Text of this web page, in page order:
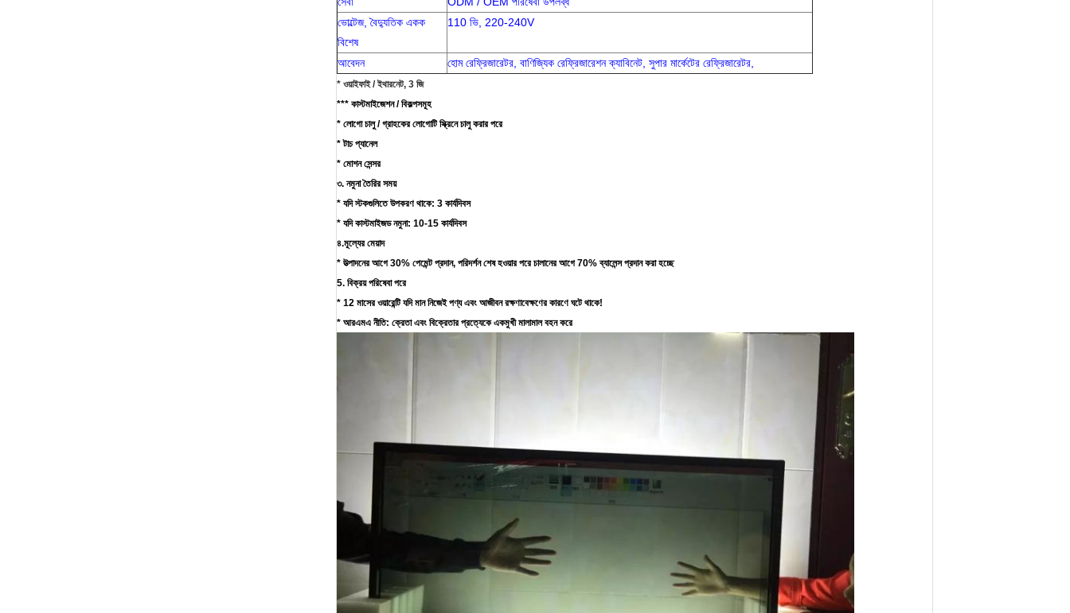
ভোল্টেজ, বৈদ্যুতিক একক
বিশেষ
110 ভি, 220-240V
আবেদন হোম রেফ্রিজারেটর, বাণিজ্যিক রেফ্রিজারেশন ক্যাবিনেট, সুপার মার্কেটের রেফ্রিজারেটর,
* ওয়াইফাই / ইথারনেট, 3 জি
*** কাস্টমাইজেশন / বিকল্পসমূহ
* লোগো চালু / গ্রাহকের লোগোটি স্ক্রিনে চালু করার পরে
* টাচ প্যানেল
* মোশন সেন্সর
৩. নমুনা তৈরির সময়
* যদি স্টকগুলিতে উপকরণ থাকে: 3 কার্যদিবস
* যদি কাস্টমাইজড নমুনা: 10-15 কার্যদিবস
৪.মূল্যের মেয়াদ
* উত্পাদনের আগে 30% পেমেন্ট প্রদান, পরিদর্শন শেষ হওয়ার পরে চালানের আগে 70% ব্যালেন্স প্রদান করা হচ্ছে
5. বিক্রয় পরিষেবা পরে
* 12 মাসের ওয়ারেন্টি যদি মান নিজেই পণ্য এবং আজীবন রক্ষণাবেক্ষণের কারণে ঘটে থাকে!
* আরএমএ নীতি: ক্রেতা এবং বিক্রেতার প্রত্যেকে একমুখী মালামাল বহন করে